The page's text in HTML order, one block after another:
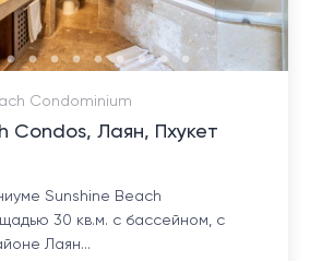
Condominium
Condos, Лаян, Пхукет
Sunshine Beach
30 кв.м. с бассейном, с
Лаян...